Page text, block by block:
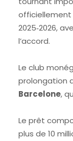
officiellement
2025‑2026,
l’accord.
Le club
prolongation
Barcelone,
Le prêt
plus de 10